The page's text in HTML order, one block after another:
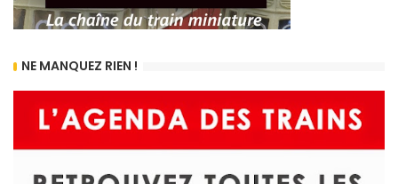
NE MANQUEZ RIEN !